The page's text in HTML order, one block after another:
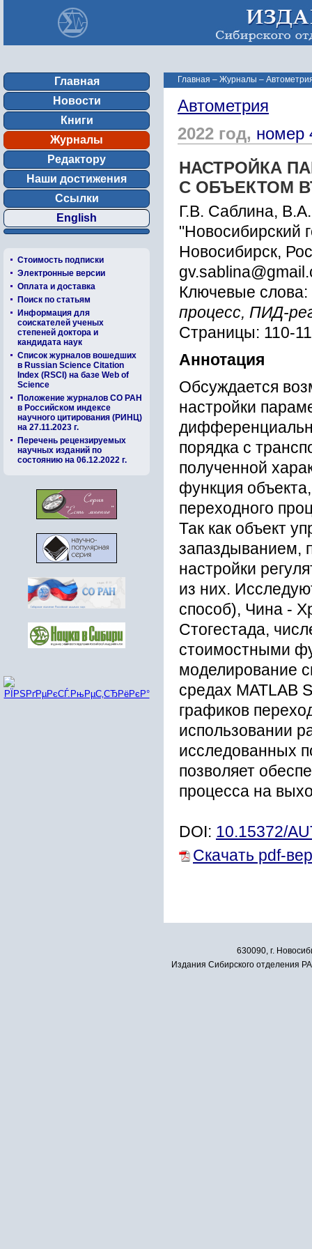
Главная
Новости
Книги
Журналы
Редактору
Наши достижения
Ссылки
English
Стоимость подписки
Электронные версии
Оплата и доставка
Поиск по статьям
Информация для
соискателей ученых
степеней доктора и
кандидата наук
Список журналов вошедших
в Russian Science Citation
Index (RSCI) на базе Web of
Science
Положение журналов СО РАН
в Российском индексе
научного цитирования (РИНЦ)
на 27.11.2023 г.
Перечень рецензируемых
научных изданий по
состоянию на 06.12.2022 г.
Главная – Журналы –
Автометрия
2022 год, номер
НАСТРОЙКА
С ОБЪЕКТОМ
Г.В. Саблина,
"Новосибирский
Новосибирск,
Ключевые слова:
процесс, ПИД-
Страницы: 110-
Аннотация
Обсуждается
настройки
порядка с
полученной
функция
переходного
Так как объект
запаздыванием,
настройки
из них.
способ), Чина -
Стогестада,
стоимостными
моделирование
средах MATLAB
графиков
использовании
исследованных
позволяет
процесса на
DOI: 10.15372/
Скачать pdf-
630090, г.
Издания Сибирского отделения